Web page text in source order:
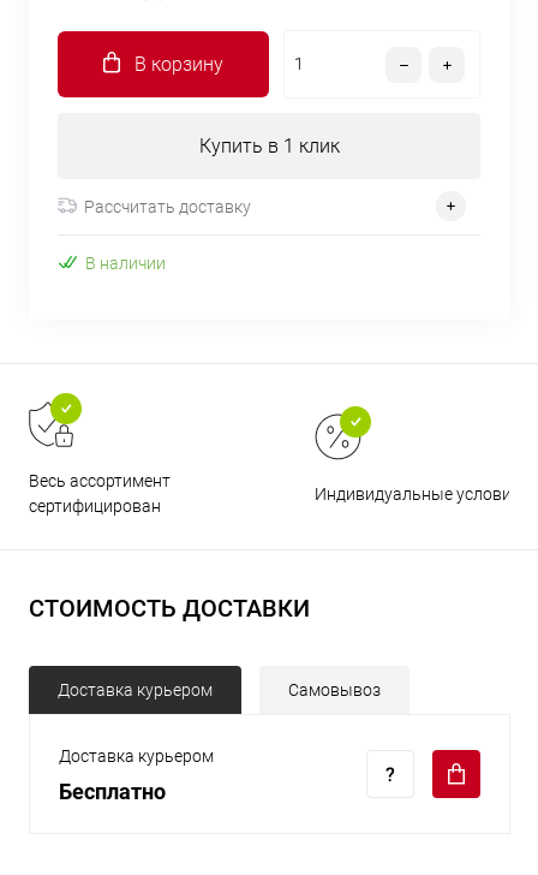
В корзину
Купить в 1 клик
Рассчитать доставку
В наличии
Весь ассортимент
сертифицирован
Индивидуальные условия
СТОИМОСТЬ ДОСТАВКИ
Доставка курьером Самовывоз
Доставка курьером
Бесплатно